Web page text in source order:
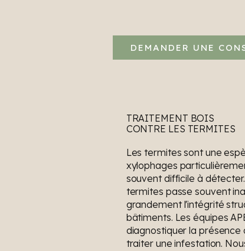
DEMANDER UNE
TRAITEMENT BOIS
CONTRE LES TERMITES
Les termites sont une
xylophages
souvent difficile à
termites passe souvent
grandement l'intégrité
bâtiments. Les équipes
diagnostiquer la présence
traiter une infestation.